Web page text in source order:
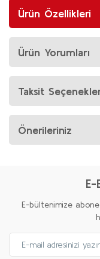
Ürün Özellikleri
Ürün Yorumları
Taksit
Önerileriniz
E-bültenimize